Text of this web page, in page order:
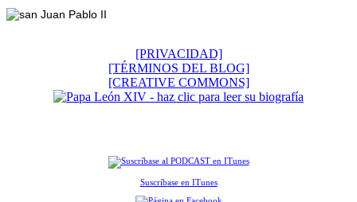
[PRIVACIDAD]
[TÉRMINOS DEL BLOG]
[CREATIVE COMMONS]
Suscríbase en ITunes